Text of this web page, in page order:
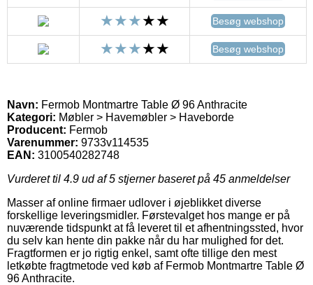
Besøg webshop
Besøg webshop
Navn: Fermob Montmartre Table Ø 96 Anthracite
Kategori: Møbler > Havemøbler > Haveborde
Producent: Fermob
Varenummer: 9733v114535
EAN: 3100540282748
Vurderet til 4.9 ud af 5 stjerner baseret på 45 anmeldelser
Masser af online firmaer udlover i øjeblikket diverse
forskellige leveringsmidler. Førstevalget hos mange er på
nuværende tidspunkt at få leveret til et afhentningssted, hvor
du selv kan hente din pakke når du har mulighed for det.
Fragtformen er jo rigtig enkel, samt ofte tillige den mest
letkøbte fragtmetode ved køb af Fermob Montmartre Table Ø
96 Anthracite.